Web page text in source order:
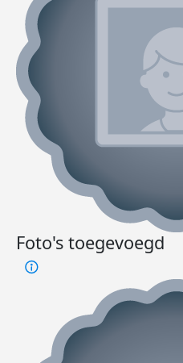
Foto's toegevoegd